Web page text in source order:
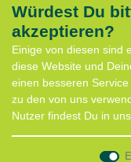
Würdest Du
akzeptieren?
Einige von diesen sind
diese Website und
einen besseren
zu den von uns
Nutzer findest Du in